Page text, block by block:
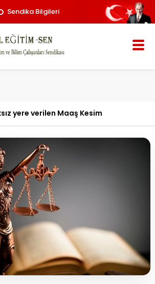
Sendika Bilgileri
yere verilen Maaş Kesim